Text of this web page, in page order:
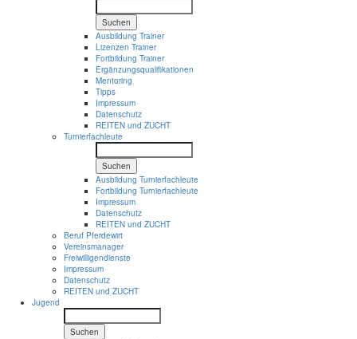
Suchen
Ausbildung Trainer
Lizenzen Trainer
Fortbildung Trainer
Ergänzungsqualifikationen
Mentoring
Tipps
Impressum
Datenschutz
REITEN und ZUCHT
Turnierfachleute
Suchen
Ausbildung Turnierfachleute
Fortbildung Turnierfachleute
Impressum
Datenschutz
REITEN und ZUCHT
Beruf Pferdewirt
Vereinsmanager
Freiwilligendienste
Impressum
Datenschutz
REITEN und ZUCHT
Jugend
Suchen